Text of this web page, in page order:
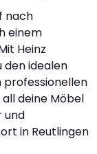
nach
einem
Heinz
den idealen
professionellen
deine Möbel
und
in Reutlingen